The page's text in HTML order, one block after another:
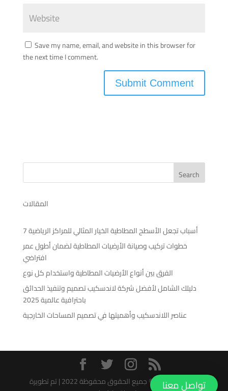
Save my name, email, and website in this browser for
the next time I comment.
Search
المقالات
7 أسباب تجعل الأسطح المطاطية الخيار المثالي للمراكز الرياضية
خطوات تركيب وصيانة الأرضيات المطاطية لضمان أطول عمر
افتراضي
الفرق بين أنواع الأرضيات المطاطية واستخدام كل نوع
دليلك الشامل لأفضل شركة لاندسكيب تصميم وتنفيذ الحدائق
باحترافية عالمية 2025
عناصر اللاندسكيب وأهميتها في تصميم المساحات الخارجية
بيت المهندسون© جميع الحقوق محفوظة 2022 | تم تطويرة
تواصل معنا